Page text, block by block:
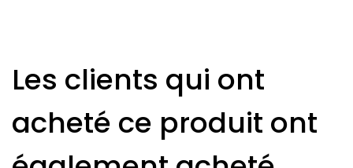
Les clients qui ont
acheté ce produit ont